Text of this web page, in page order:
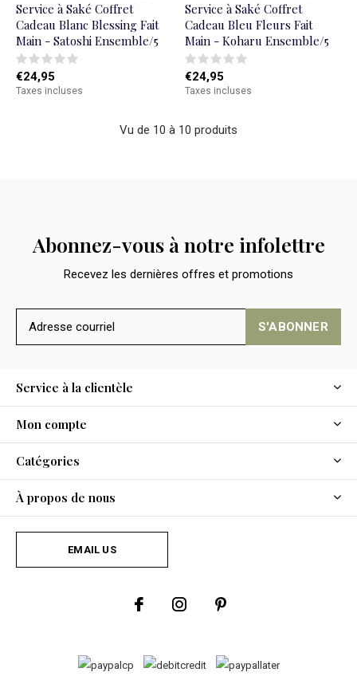
Service à Saké Coffret
Cadeau Blanc Blessing Fait
Main - Satoshi Ensemble/5
€24,95
Taxes incluses
Service à Saké Coffret
Cadeau Bleu Fleurs Fait
Main - Koharu Ensemble/5
€24,95
Taxes incluses
Vu de 10 à 10 produits
Abonnez-vous à notre infolettre
Recevez les dernières offres et promotions
S'ABONNER
Service à la clientèle
Mon compte
Catégories
À propos de nous
EMAIL US